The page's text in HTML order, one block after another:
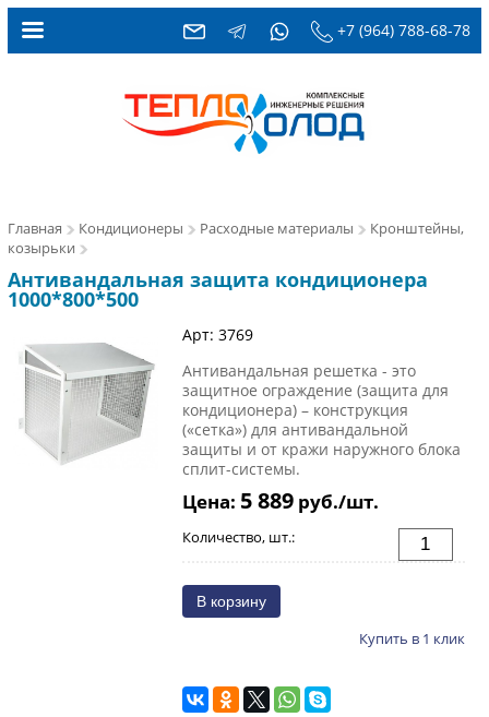
+7 (964) 788-68-78
Главная Кондиционеры Расходные материалы
Кронштейны,
козырьки
Антивандальная защита кондиционера
1000*800*500
Арт: 3769
Антивандальная решетка - это
защитное ограждение (защита для
кондиционера) – конструкция
(«сетка») для антивандальной
защиты и от кражи наружного блока
сплит-системы.
Цена: 5 889руб./шт.
Количество, шт.:
Купить в 1 клик